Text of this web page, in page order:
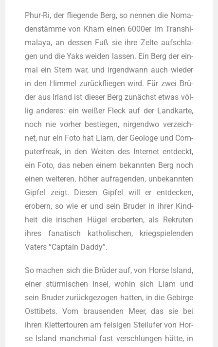
Phur-Ri, der flie­gen­de Berg, so nen­nen die Noma­
den­stäm­me von Kham einen 6000er im Transhi­
ma­la­ya, an des­sen Fuß sie ihre Zel­te auf­schla­
gen und die Yaks wei­den las­sen. Ein Berg der ein­
mal ein Stern war, und irgend­wann auch wie­der
in den Him­mel zurück­flie­gen wird. Für zwei Brü­
der aus Irland ist die­ser Berg zunächst etwas völ­
lig ande­res: ein wei­ßer Fleck auf der Land­kar­te,
noch nie vor­her bestie­gen, nir­gend­wo ver­zeich­
net, nur ein Foto hat Liam, der Geo­lo­ge und Com­
pu­ter­freak, in den Wei­ten des Inter­net ent­deckt,
ein Foto, das neben einem bekann­ten Berg noch
einen wei­te­ren, höher auf­ra­gen­den, unbe­kann­ten
Gip­fel zeigt. Die­sen Gip­fel will er ent­de­cken,
erobern, so wie er und sein Bru­der in ihrer Kind­
heit die iri­schen Hügel erober­ten, als Rekru­ten
ihres fana­tisch katho­li­schen, kriegspie­len­den
Vaters “Cap­tain Daddy”.
So machen sich die Brü­der auf, von Hor­se Island,
einer stür­mi­schen Insel, wohin sich Liam und
sein Bru­der zurück­ge­zo­gen hat­ten, in die Gebir­ge
Ost­ti­bets. Vom brau­sen­den Meer, das sie bei
ihren Klet­ter­tou­ren am fel­si­gen Steil­ufer von Hor­
se Island manch­mal fast ver­schlun­gen hät­te, in